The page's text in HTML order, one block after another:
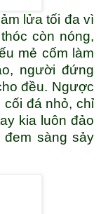
lửa tối đa vì
còn nóng,
mẻ cốm làm
người đứng
đều. Ngược
cối đá nhỏ, chỉ
kia luôn đảo
đem sàng sảy